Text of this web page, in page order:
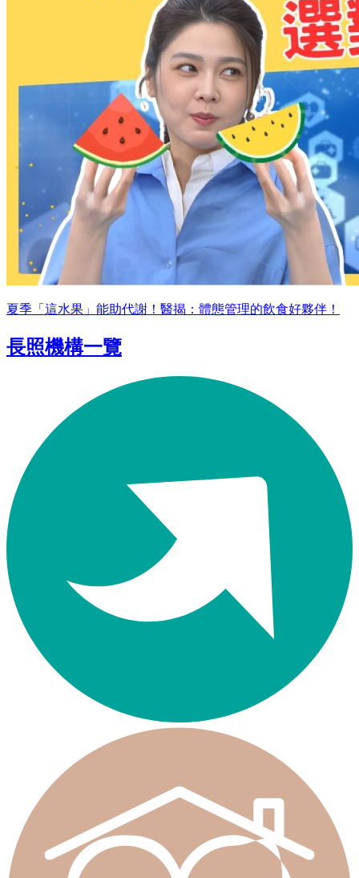
夏季「這水果」能助代謝！醫揭：體態管理的飲食好夥伴！
長照機構一覽